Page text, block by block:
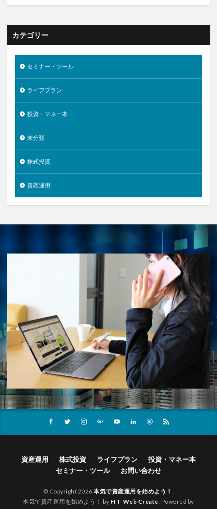
カテゴリー
セミナー・ツール
ライフプラン
投資・マネー本
未分類
株式投資
資産運用
資産運用 株式投資 ライフプラン
投資・マネー本
セミナー・ツール
お問い合わせ
© Copyright 2026本気で資産運用を始めよう！ .
本気で資産運用を始めよう！ by FIT-Web Create. Powered by